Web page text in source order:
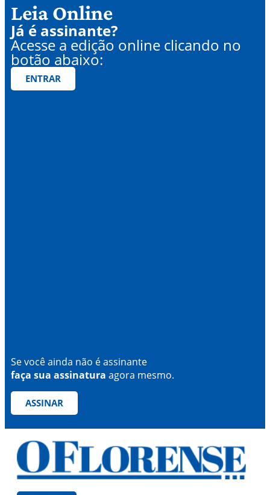
Leia Online
Já é assinante?
Acesse a edição online clicando no
botão abaixo:
ENTRAR
Se você ainda não é assinante
faça sua assinatura agora mesmo.
ASSINAR